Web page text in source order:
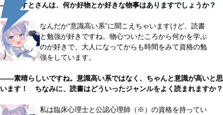
――らすとさんは、何か好物とか好きな物事はありますでしょうか？
なんだか“意識高い系”に聞こえちゃいますけど、読書
と勉強が好きですね。物心ついたころから何かを学ぶ
のが好きで、大人になってからも時間をみて資格の勉
強をしています。
――素晴らしいですね。意識高い系ではなく、ちゃんと意識が高いと思
います！ ちなみに、読書はどういったジャンルをよく読まれますか？
私は臨床心理士と公認心理師（※）の資格を持ってい